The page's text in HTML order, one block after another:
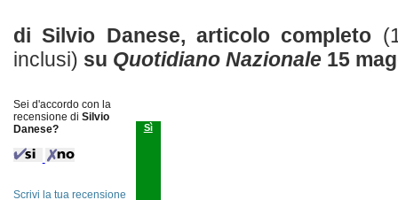
di Silvio Danese, articolo completo
inclusi) su Quotidiano Nazionale15
Sei d'accordo con la
recensione di Silvio
Danese?
Sì
Scrivi la tua recensione